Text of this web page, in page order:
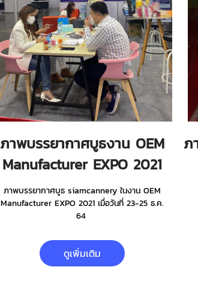
ภาพบรรยากาศบูธงาน OEM
Manufacturer EXPO 2021
ภาพบรรยากาศบูธ siamcannery ในงาน OEM
Manufacturer EXPO 2021 เมื่อวันที่ 23-25 ธ.ค.
64
ดูเพิ่มเติม
ภ